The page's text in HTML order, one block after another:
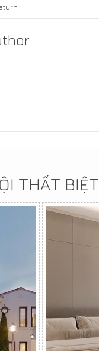
THẤT